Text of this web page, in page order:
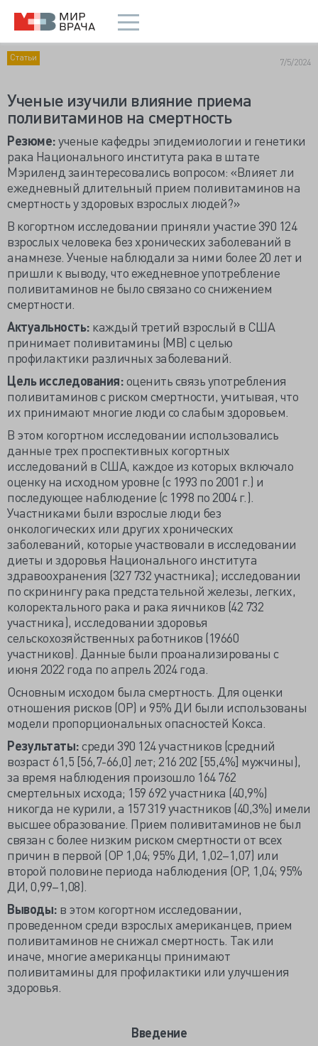
Статьи 7/5/2024
Ученые изучили влияние приема
поливитаминов на смертность
Резюме:ученые кафедры эпидемиологии и генетики
рака Национального института рака в штате
Мэриленд заинтересовались вопросом: «Влияет ли
ежедневный длительный прием поливитаминов на
смертность у здоровых взрослых людей?»
В когортном исследовании приняли участие 390 124
взрослых человека без хронических заболеваний в
анамнезе. Ученые наблюдали за ними более 20 лет и
пришли к выводу, что ежедневное употребление
поливитаминов не было связано со снижением
смертности.
Актуальность: каждый третий взрослый в США
принимает поливитамины (МВ) с целью
профилактики различных заболеваний.
Цель исследования:оценить связь употребления
поливитаминов с риском смертности, учитывая, что
их принимают многие люди со слабым здоровьем.
В этом когортном исследовании использовались
данные трех проспективных когортных
исследований в США, каждое из которых включало
оценку на исходном уровне (с 1993 по 2001 г.) и
последующее наблюдение (с 1998 по 2004 г.).
Участниками были взрослые люди без
онкологических или других хронических
заболеваний, которые участвовали в исследовании
диеты и здоровья Национального института
здравоохранения (327 732 участника); исследовании
по скринингу рака предстательной железы, легких,
колоректального рака и рака яичников (42 732
участника), исследовании здоровья
сельскохозяйственных работников (19660
участников). Данные были проанализированы с
июня 2022 года по апрель 2024 года.
Основным исходом была смертность. Для оценки
отношения рисков (ОР) и 95% ДИ были использованы
модели пропорциональных опасностей Кокса.
Результаты:среди 390 124 участников (средний
возраст 61,5 [56,7-66,0] лет; 216 202 [55,4%] мужчины),
за время наблюдения произошло 164 762
смертельных исхода; 159 692 участника (40,9%)
никогда не курили, а 157 319 участников (40,3%) имели
высшее образование. Прием поливитаминов не был
связан с более низким риском смертности от всех
причин в первой (ОР 1,04; 95% ДИ, 1,02–1,07) или
второй половине периода наблюдения (ОР, 1,04; 95%
ДИ, 0,99–1,08).
Выводы: в этом когортном исследовании,
проведенном среди взрослых американцев, прием
поливитаминов не снижал смертность. Так или
иначе, многие американцы принимают
поливитамины для профилактики или улучшения
здоровья.
Введение